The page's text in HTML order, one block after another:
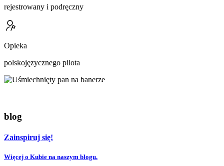
rejestrowany i podręczny
Opieka
polskojęzycznego pilota
blog
Zainspiruj się!
Więcej o Kubie na naszym blogu.